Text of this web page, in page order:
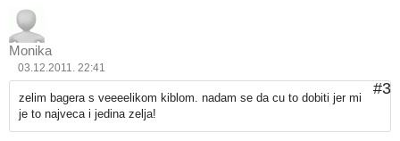
Monika
03.12.2011. 22:41
#3
zelim bagera s veeeelikom kiblom. nadam se da cu to dobiti jer mi
je to najveca i jedina zelja!